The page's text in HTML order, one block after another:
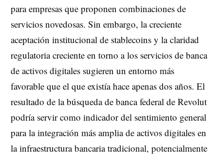
para empresas que proponen combinaciones de
servicios novedosas. Sin embargo, la creciente
aceptación institucional de stablecoins y la claridad
regulatoria creciente en torno a los servicios de banca
de activos digitales sugieren un entorno más
favorable que el que existía hace apenas dos años. El
resultado de la búsqueda de banca federal de Revolut
podría servir como indicador del sentimiento general
para la integración más amplia de activos digitales en
la infraestructura bancaria tradicional, potencialmente